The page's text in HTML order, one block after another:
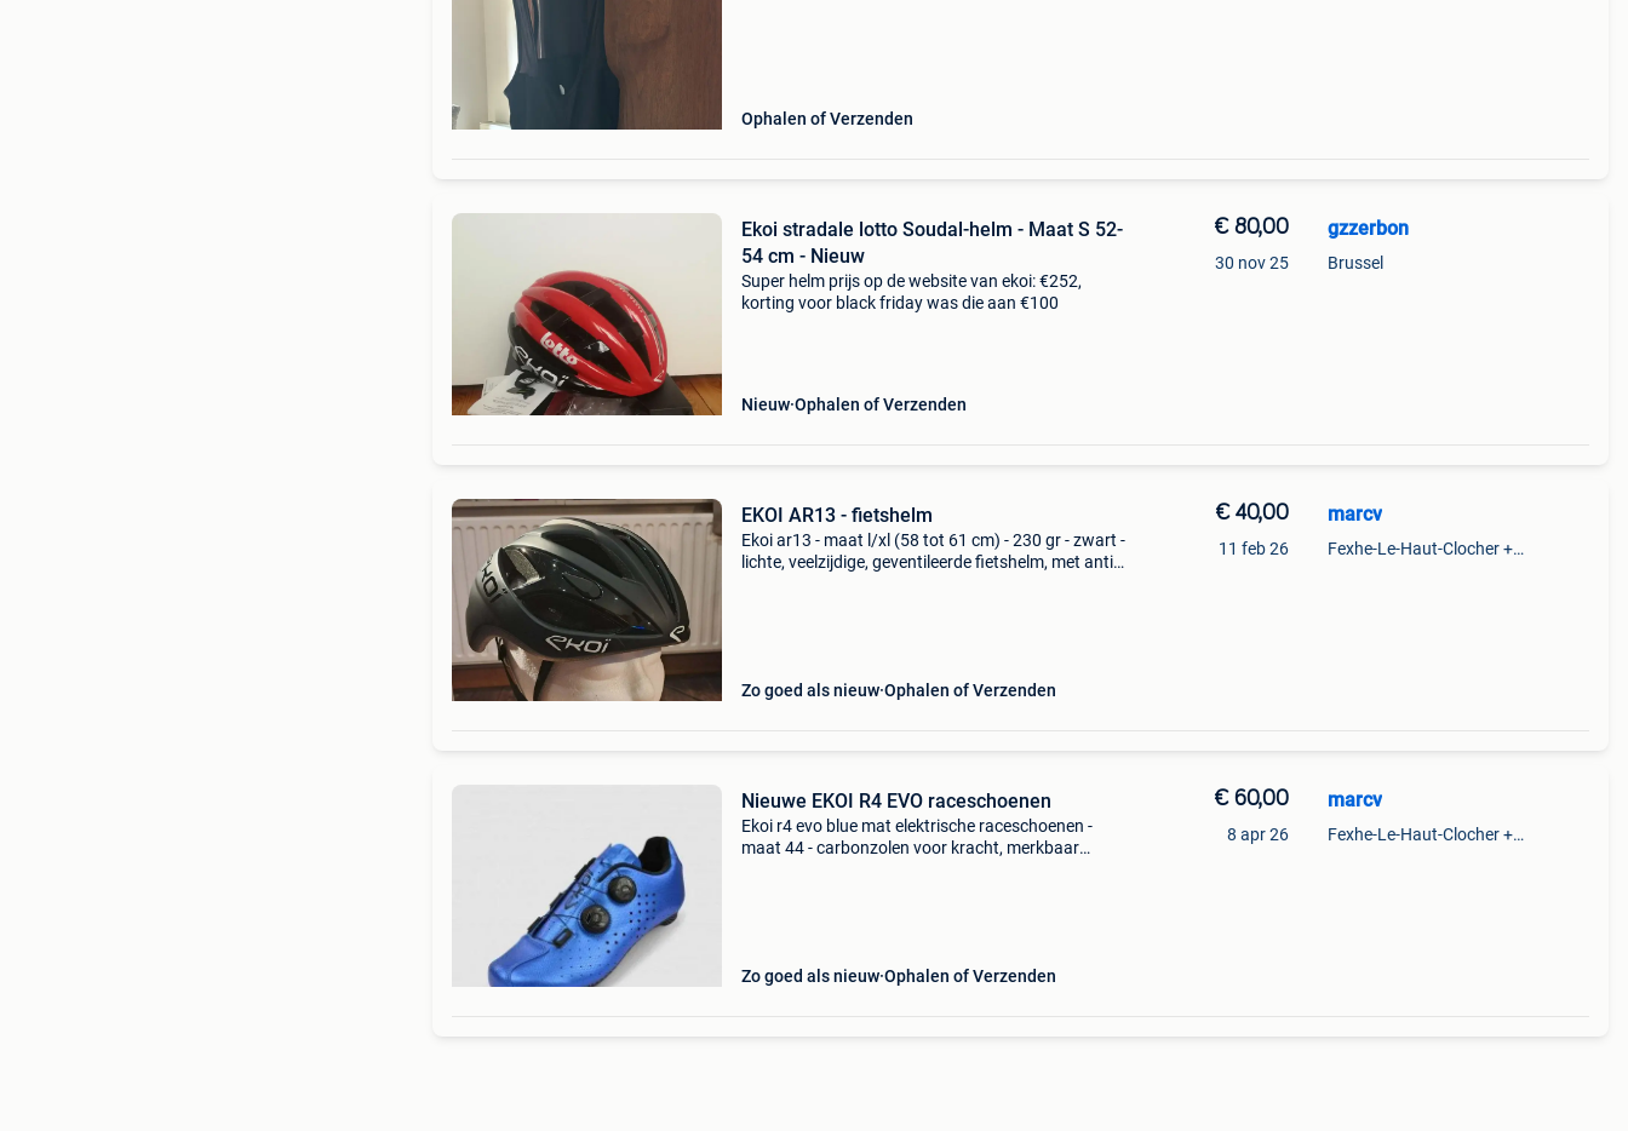
Ophalen of Verzenden
Ekoi stradale lotto Soudal-helm - Maat S 52-
54 cm - Nieuw
Super helm prijs op de website van ekoi: €252,
korting voor black friday was die aan €100
Nieuw Ophalen of Verzenden
€ 80,00
30 nov 25
gzzerbon
Brussel
EKOI AR13 - fietshelm
Ekoi ar13 - maat l/xl (58 tot 61 cm) - 230 gr - zwart -
lichte, veelzijdige, geventileerde fietshelm, met anti-
Zo goed als nieuw Ophalen of Verzenden
€ 40,00
11 feb 26
marcv
Fexhe-Le-Haut-Clocher + Partie De Momalle
Nieuwe EKOI R4 EVO raceschoenen
Ekoi r4 evo blue mat elektrische raceschoenen -
maat 44 - carbonzolen voor kracht, merkbaar
Zo goed als nieuw Ophalen of Verzenden
€ 60,00
8 apr 26
marcv
Fexhe-Le-Haut-Clocher + Partie De Momalle